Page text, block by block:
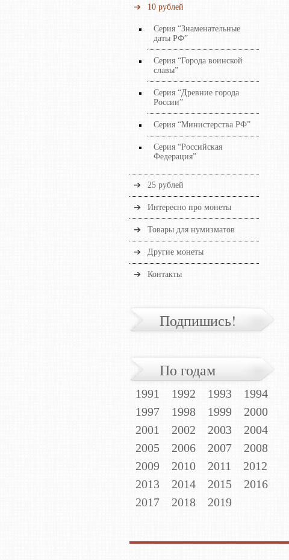
10 рублей
Серия “Знаменательные
даты РФ”
Серия “Города воинской
славы”
Серия “Древние города
России”
Серия “Министерства РФ”
Серия “Российская
Федерация”
25 рублей
Интересно про монеты
Товары для нумизматов
Другие монеты
Контакты
Подпишись!
По годам
1991 1992 1993
1994
1997
1998 1999
2000
2001
2002 2003
2004
2005
2006 2007
2008
2009
2010 2011
2012
2013
2014 2015
2016
2017
2018 2019